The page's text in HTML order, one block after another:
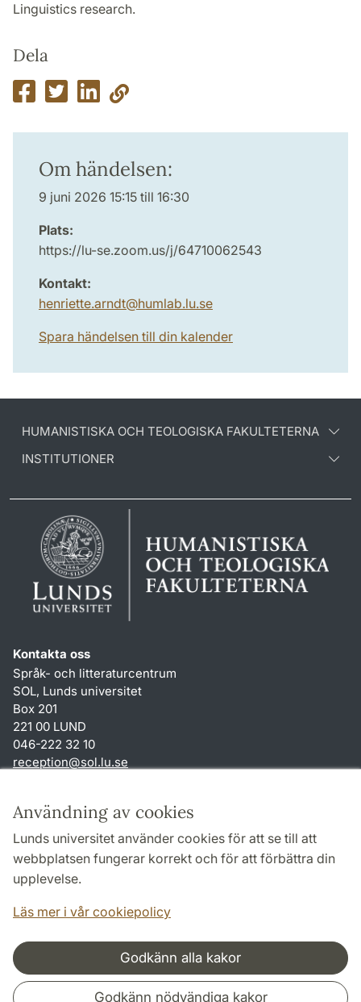
Användning av cookies
Lunds universitet använder cookies för att se till att
webbplatsen fungerar korrekt och för att förbättra din
upplevelse.
Läs mer i vår cookiepolicy
Godkänn alla kakor
Godkänn nödvändiga kakor
Linguistics research.
Dela
Om händelsen:
9 juni 2026 15:15 till 16:30
Plats:
https://lu-se.zoom.us/j/64710062543
Kontakt:
henriette.arndt@humlab.lu.se
Spara händelsen till din kalender
HUMANISTISKA OCH TEOLOGISKA FAKULTETERNA
INSTITUTIONER
Kontakta oss
Språk- och litteraturcentrum
SOL, Lunds universitet
Box 201
221 00 LUND
046-222 32 10
reception@sol.lu.se
Genvägar
Om webbplatsen och cookies
Behandling av personuppgifter
Tillgänglighetsredogörelse
Samarbeten och nätverk